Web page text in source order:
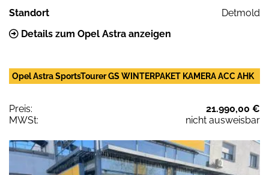
Standort
Detmold
Details zum Opel Astra anzeigen
Opel Astra SportsTourer GS WINTERPAKET KAMERA ACC AHK
Preis:
21.990,00 €
MWSt:
nicht ausweisbar